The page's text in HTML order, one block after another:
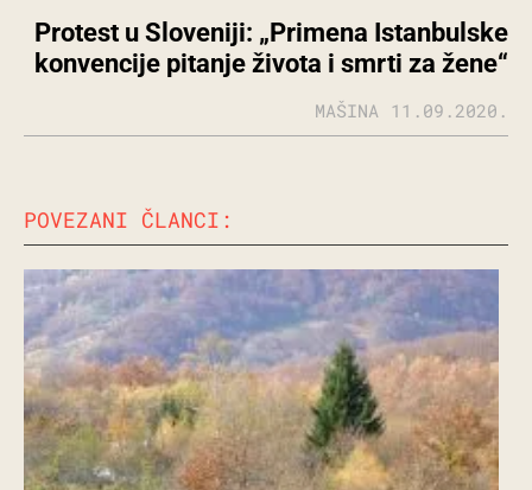
Protest u Sloveniji: „Primena Istanbulske
konvencije pitanje života i smrti za žene“
MAŠINA 11.09.2020.
POVEZANI ČLANCI: